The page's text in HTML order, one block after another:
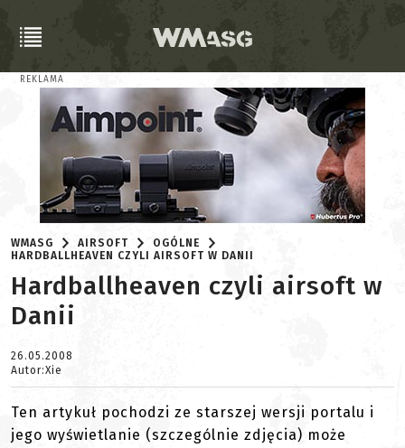
REKLAMA
WMASG AIRSOFT
OGÓLNE
HARDBALLHEAVEN CZYLI AIRSOFT W DANII
Hardballheaven czyli airsoft w
Danii
26.05.2008
Autor:Xie
Ten artykuł pochodzi ze starszej wersji portalu i
jego wyświetlanie (szczególnie zdjęcia) może